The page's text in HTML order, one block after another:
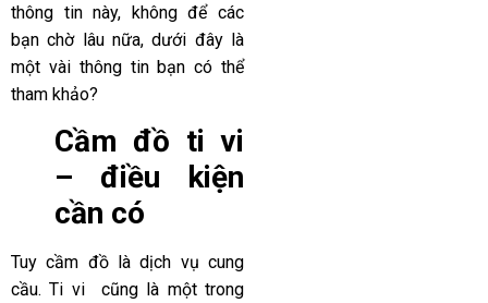
thông tin này, không để các
bạn chờ lâu nữa, dưới đây là
một vài thông tin bạn có thể
tham khảo?
Cầm đồ ti vi
– điều kiện
cần có
Tuy cầm đồ là dịch vụ cung
cầu. Ti vi cũng là một trong